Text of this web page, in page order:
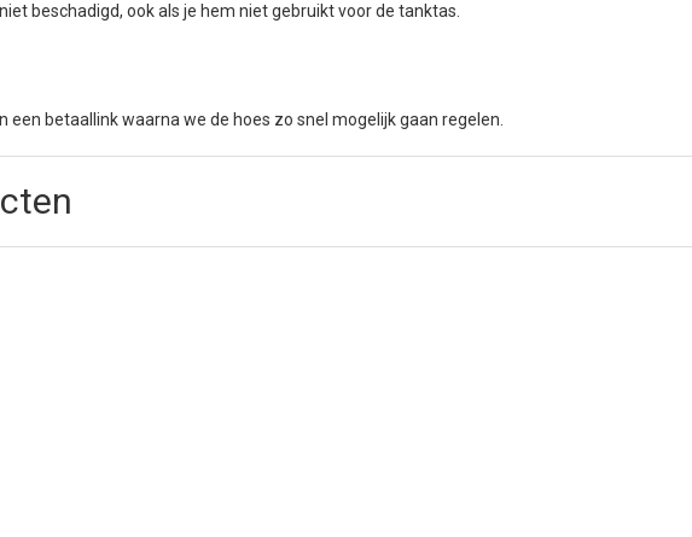
beschadigd, ook als je hem niet gebruikt voor de tanktas.
een betaallink waarna we de hoes zo snel mogelijk gaan regelen.